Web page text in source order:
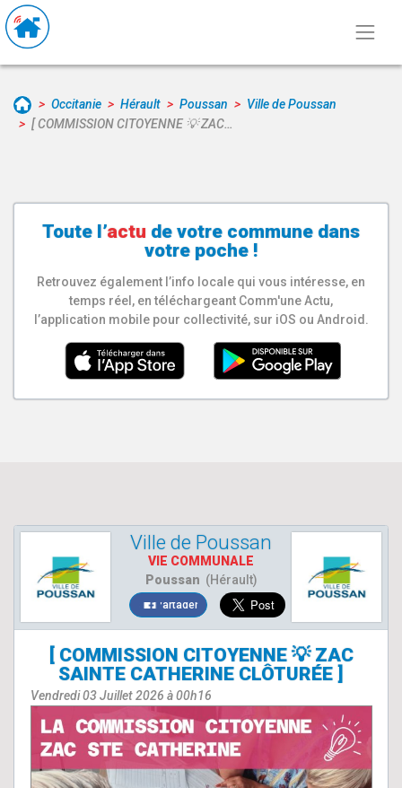
Occitanie Hérault Poussan
Ville de Poussan
[ COMMISSION CITOYENNE 💡 ZAC…
Toute l’actu de votre commune dans
votre poche !
Retrouvez également l’info locale qui vous intéresse, en
temps réel, en téléchargeant Comm'une Actu,
l’application mobile pour collectivité, sur iOS ou Android.
Ville de Poussan
VIE COMMUNALE
Poussan (Hérault)
Partager
[ COMMISSION CITOYENNE 💡 ZAC
SAINTE CATHERINE CLÔTURÉE ]
Vendredi 03 Juillet 2026 à 00h16